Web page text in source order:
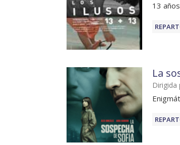
13
La
Dirigida